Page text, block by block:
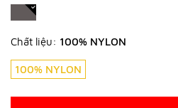
Chất liệu: 100% NYLON
100% NYLON